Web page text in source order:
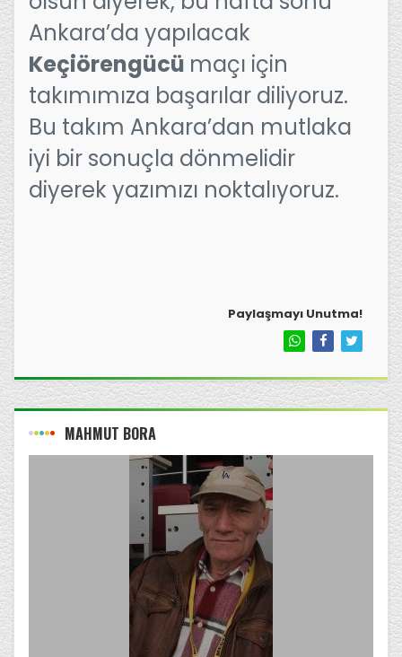
Ankara’da yapılacak
Keçiörengücü maçı için
takımımıza başarılar diliyoruz.
Bu takım Ankara’dan mutlaka
iyi bir sonuçla dönmelidir
diyerek yazımızı noktalıyoruz.
Paylaşmayı Unutma!
MAHMUT BORA